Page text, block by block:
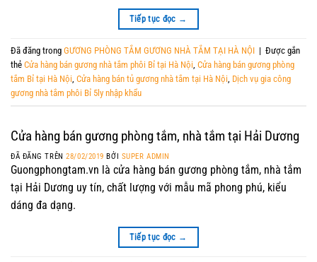
Tiếp tục đọc →
Đã đăng trong GƯƠNG PHÒNG TẮM GƯƠNG NHÀ TẮM TẠI HÀ NỘI | Được gắn
thẻ Cửa hàng bán gương nhà tắm phôi Bỉ tại Hà Nội Cửa hàng bán gương phòng
tắm Bỉ tại Hà Nội Cửa hàng bán tủ gương nhà tắm tại Hà Nội Dịch vụ gia công
gương nhà tắm phôi Bỉ 5ly nhập khẩu
Cửa hàng bán gương phòng tắm, nhà tắm tại Hải Dương
ĐÃ ĐĂNG TRÊN28/02/2019 BỞI SUPER ADMIN
Guongphongtam.vn là cửa hàng bán gương phòng tắm, nhà tắm
tại Hải Dương uy tín, chất lượng với mẫu mã phong phú, kiểu
dáng đa dạng.
Tiếp tục đọc →